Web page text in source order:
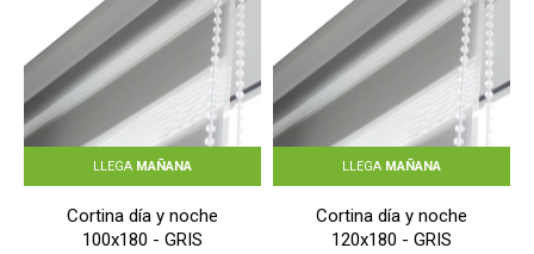
LLEGA MAÑANA
Cortina día y noche
100x180 - GRIS
LLEGA MAÑANA
Cortina día y noche
120x180 - GRIS